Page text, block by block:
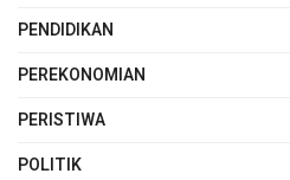
PENDIDIKAN
PEREKONOMIAN
PERISTIWA
POLITIK